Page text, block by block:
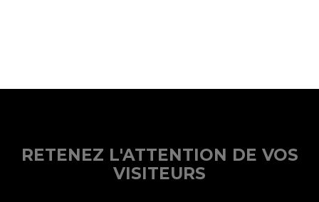
RETENEZ L'ATTENTION DE VOS
VISITEURS